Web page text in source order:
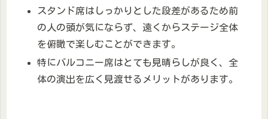
スタンド席はしっかりとした段差があるため前
の人の頭が気にならず、遠くからステージ全体
を俯瞰で楽しむことができます。
特にバルコニー席はとても見晴らしが良く、全
体の演出を広く見渡せるメリットがあります。